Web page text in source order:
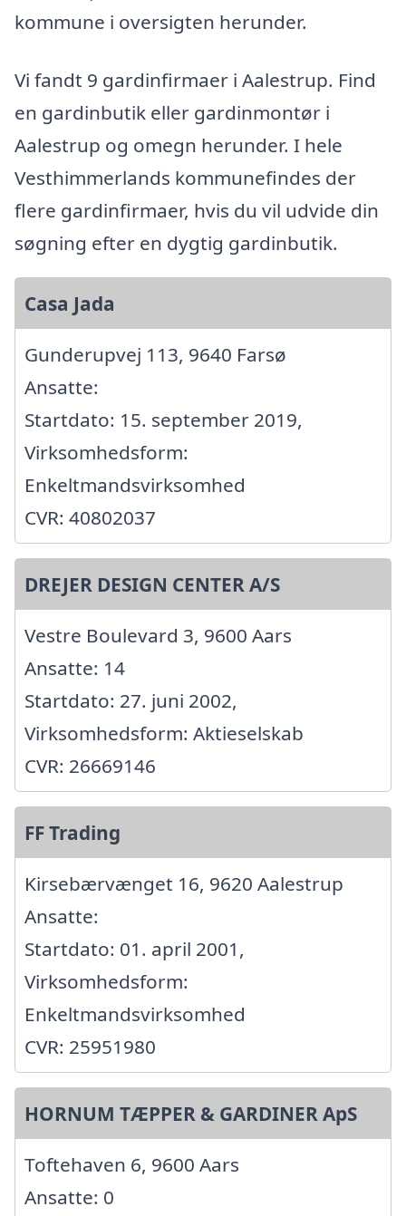
kommune i oversigten herunder.
Vi fandt 9 gardinfirmaer i Aalestrup. Find
en gardinbutik eller gardinmontør i
Aalestrup og omegn herunder. I hele
Vesthimmerlands kommunefindes der
flere gardinfirmaer, hvis du vil udvide din
søgning efter en dygtig gardinbutik.
Casa Jada
Gunderupvej 113, 9640 Farsø
Ansatte:
Startdato: 15. september 2019,
Virksomhedsform:
Enkeltmandsvirksomhed
CVR: 40802037
DREJER DESIGN CENTER A/S
Vestre Boulevard 3, 9600 Aars
Ansatte: 14
Startdato: 27. juni 2002,
Virksomhedsform: Aktieselskab
CVR: 26669146
FF Trading
Kirsebærvænget 16, 9620 Aalestrup
Ansatte:
Startdato: 01. april 2001,
Virksomhedsform:
Enkeltmandsvirksomhed
CVR: 25951980
HORNUM TÆPPER & GARDINER ApS
Toftehaven 6, 9600 Aars
Ansatte: 0